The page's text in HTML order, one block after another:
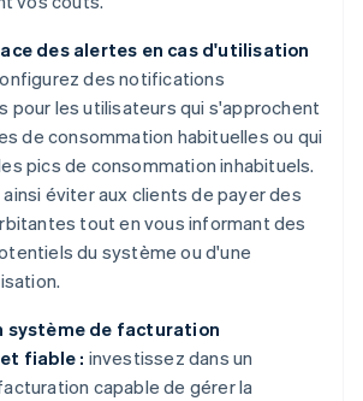
des alertes en cas d'utilisation
des notifications
pour les utilisateurs qui s'approchent
de consommation habituelles ou qui
pics de consommation inhabituels.
éviter aux clients de payer des
tout en vous informant des
du système ou d'une
système de facturation
fiable : investissez dans un
capable de gérer la